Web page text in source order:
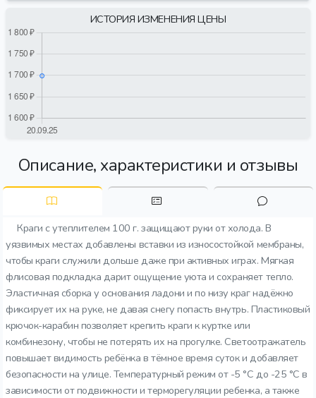
ИСТОРИЯ ИЗМЕНЕНИЯ ЦЕНЫ
Описание, характеристики и отзывы
Краги с утеплителем 100 г. защищают руки от холода. В
уязвимых местах добавлены вставки из износостойкой мембраны,
чтобы краги служили дольше даже при активных играх. Мягкая
флисовая подкладка дарит ощущение уюта и сохраняет тепло.
Эластичная сборка у основания ладони и по низу краг надёжно
фиксирует их на руке, не давая снегу попасть внутрь. Пластиковый
крючок-карабин позволяет крепить краги к куртке или
комбинезону, чтобы не потерять их на прогулке. Светоотражатель
повышает видимость ребёнка в тёмное время суток и добавляет
безопасности на улице. Температурный режим от -5 °C до -25 °C в
зависимости от подвижности и терморегуляции ребенка, а также